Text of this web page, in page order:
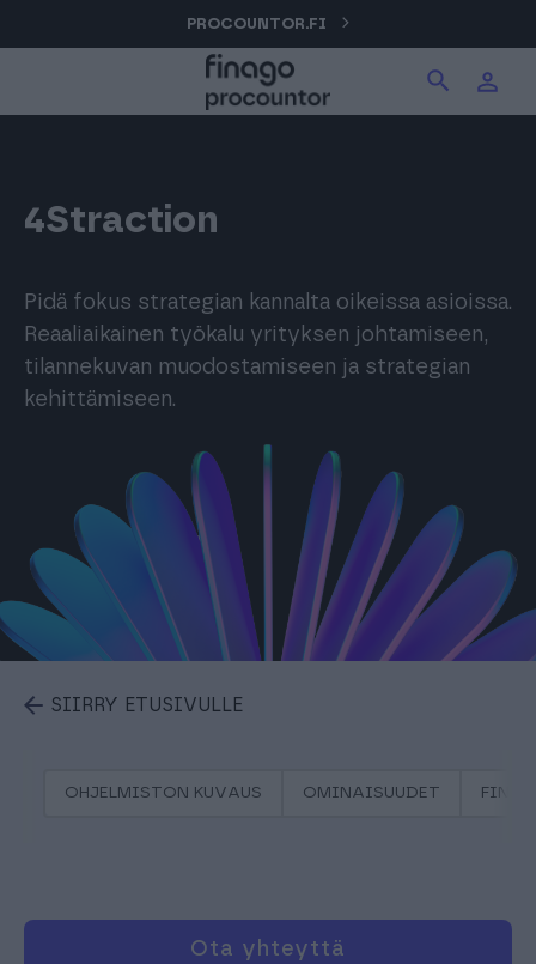
sisältöön
PROCOUNTOR.FI
4Straction
Pidä fokus strategian kannalta oikeissa asioissa.
Reaaliaikainen työkalu yrityksen johtamiseen,
tilannekuvan muodostamiseen ja strategian
kehittämiseen.
SIIRRY ETUSIVULLE
OHJELMISTON KUVAUS OMINAISUUDET
Ota yhteyttä
Solo
Sopimuskone
Allekirjoitus